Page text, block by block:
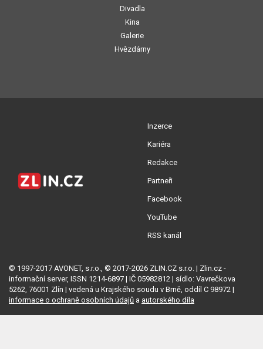
Divadla
Kina
Galerie
Hvězdárny
Inzerce
Kariéra
Redakce
Partneři
Facebook
YouTube
RSS kanál
© 1997-2017 AVONET, s.r.o., © 2017-2026 ZLIN.CZ s.r.o. | Zlin.cz -
informační server, ISSN 1214-6897 | IČ 05982812 | sídlo: Vavrečkova
5262, 76001 Zlín | vedená u Krajského soudu v Brně, oddíl C 98972 |
informace o ochraně osobních údajů a autorského díla